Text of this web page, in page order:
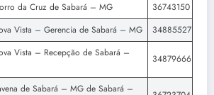
da Cruz de Sabará – MG
36743150
Vista – Gerencia de Sabará – MG
34885527
Vista – Recepção de Sabará –
34879666
de Sabará – MG de Sabará –